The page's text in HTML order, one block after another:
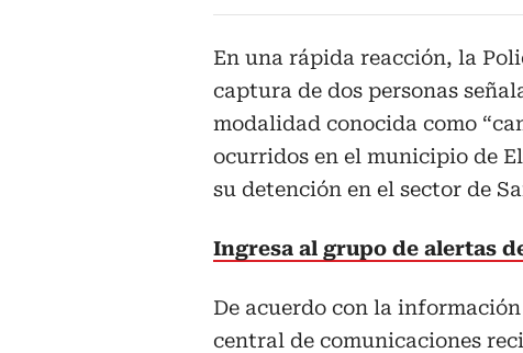
En una rápida reacción, la
captura de dos personas
modalidad conocida como
ocurridos en el municipio de
su detención en el sector de
Ingresa al grupo de alertas
De acuerdo con la
central de comunicaciones